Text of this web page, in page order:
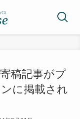
稿記事がプ
に掲載され